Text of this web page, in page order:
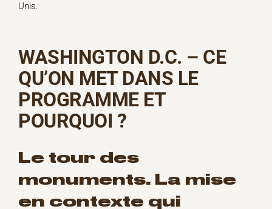
Unis.
WASHINGTON D.C. – CE
QU’ON MET DANS LE
PROGRAMME ET
POURQUOI ?
Le tour des
monuments. La mise
en contexte qui